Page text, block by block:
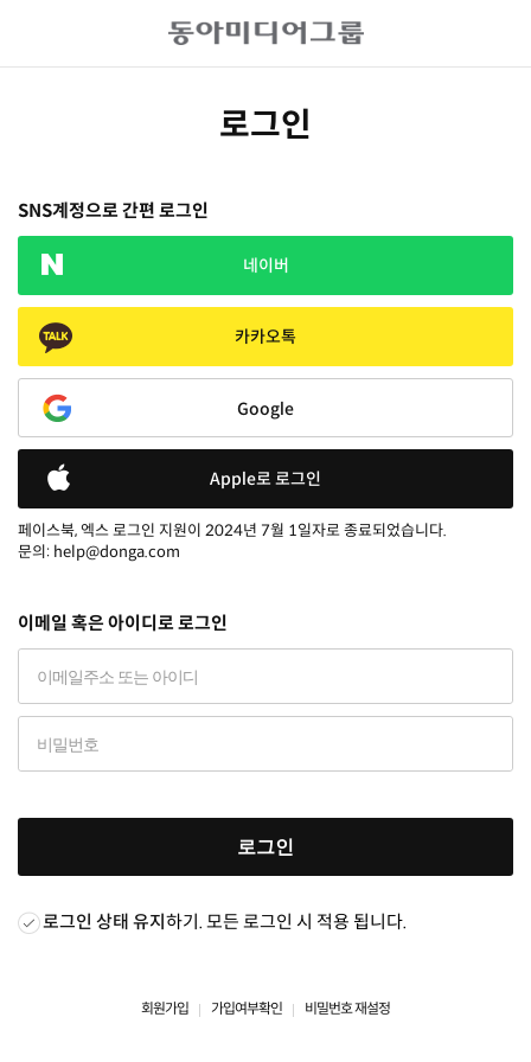
로그인
SNS계정으로 간편 로그인
네이버
카카오톡
Google
Apple로 로그인
페이스북, 엑스 로그인 지원이 2024년 7월 1일자로 종료되었습니다.
문의: help@donga.com
이메일 혹은 아이디로 로그인
로그인
로그인 상태 유지하기. 모든 로그인 시 적용 됩니다.
회원가입 가입여부확인 비밀번호 재설정